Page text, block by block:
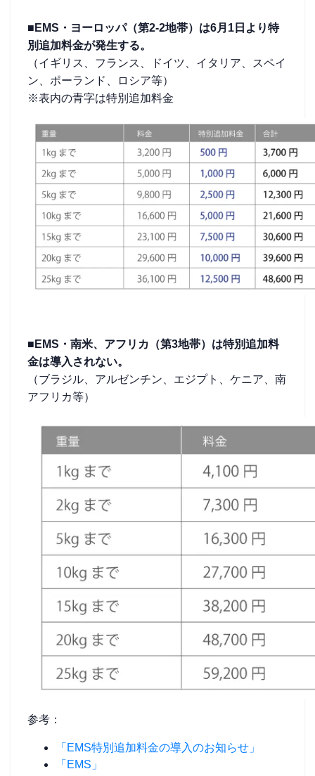
■EMS・ヨーロッパ（第2-2地帯）は6月1日より特
別追加料金が発生する。
（イギリス、フランス、ドイツ、イタリア、スペイ
ン、ポーランド、ロシア等）
※表内の青字は特別追加料金
■EMS・南米、アフリカ（第3地帯）は特別追加料
金は導入されない。
（ブラジル、アルゼンチン、エジプト、ケニア、南
アフリカ等）
参考：
「EMS特別追加料金の導入のお知らせ」
「EMS」